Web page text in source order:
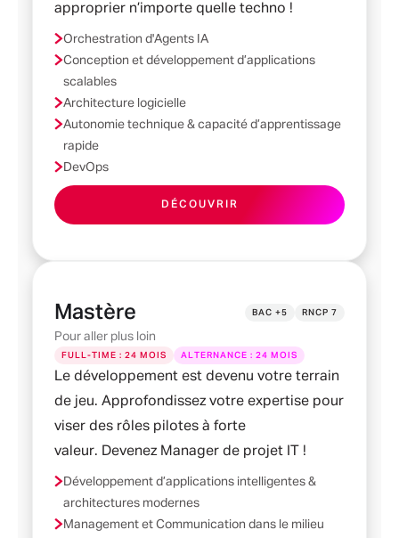
approprier n’importe quelle techno !
Orchestration d'Agents IA
Conception et développement d’applications
scalables
Architecture logicielle
Autonomie technique & capacité d’apprentissage
rapide
DevOps
DÉCOUVRIR
Mastère BAC +5 RNCP 7
Pour aller plus loin
FULL-TIME : 24 MOIS ALTERNANCE : 24 MOIS
Le développement est devenu votre terrain
de jeu. Approfondissez votre expertise pour
viser des rôles pilotes à forte
valeur. Devenez Manager de projet IT !
Développement d’applications intelligentes &
architectures modernes
Management et Communication dans le milieu